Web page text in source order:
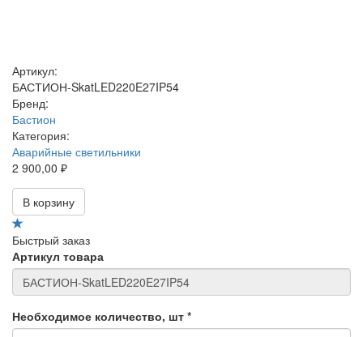
Артикул:
БАСТИОН-SkatLED220E27IP54
Бренд:
Бастион
Категория:
Аварийные светильники
2 900,00 ₽
В корзину
Быстрый заказ
Артикул товара
Необходимое количество, шт *